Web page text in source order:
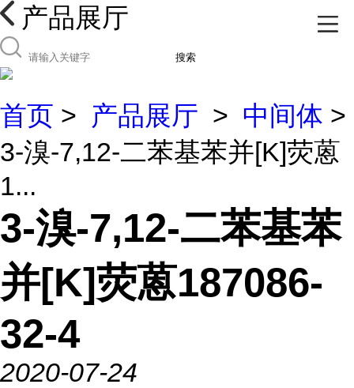
产品展厅
搜索
首页 > 产品展厅 > 中间体 >
3-溴-7,12-二苯基苯并[K]荧蒽
1...
3-溴-7,12-二苯基苯
并[K]荧蒽187086-
32-4
2020-07-24